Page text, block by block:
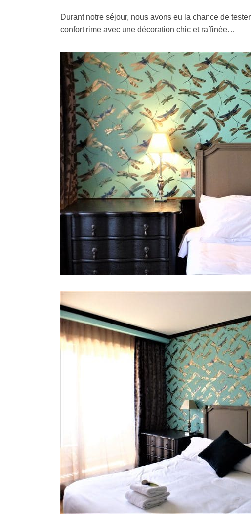
Durant notre séjour, nous avons eu la chance de
confort rime avec une décoration chic et raffinée…